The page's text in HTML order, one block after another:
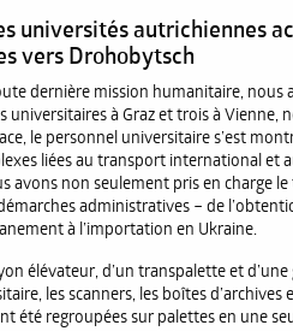
universités autrichiennes
vers Drohobytsch
dernière mission humanitaire, nous
universitaires à Graz et trois à Vienne,
le personnel universitaire s’est
liées au transport international et
avons non seulement pris en charge
administratives – de
à l’importation en Ukraine.
élévateur, d’un transpalette et
les scanners, les boîtes
été regroupées sur palettes en une